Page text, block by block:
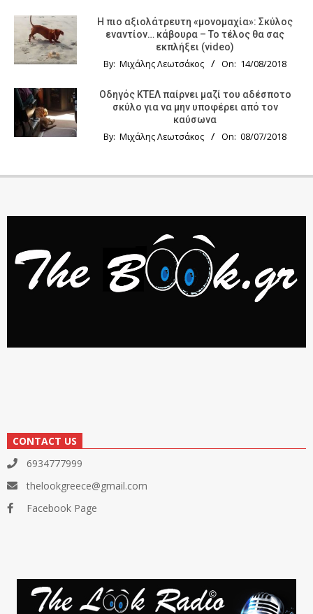
Η πιο αξιολάτρευτη «μονομαχία»: Σκύλος
εναντίον… κάβουρα – Το τέλος θα σας
εκπλήξει (video)
By: Μιχάλης Λεωτσάκος On: 14/08/2018
Οδηγός KTΕΛ παίρνει μαζί του αδέσποτο
σκύλο για να μην υποφέρει από τον
καύσωνα
By: Μιχάλης Λεωτσάκος On: 08/07/2018
CONTACT US
6934777999
thelookgreece@gmail.com
Facebook Page